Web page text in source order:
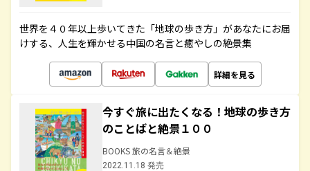
世界を４０年以上歩いてきた「地球の歩き方」があなたにお届
けする、人生を輝かせる中国の名言と癒やしの絶景集
詳細を見る
今すぐ旅に出たくなる！地球の歩き方
のことばと絶景１００
BOOKS 旅の名言＆絶景
2022.11.18 発売